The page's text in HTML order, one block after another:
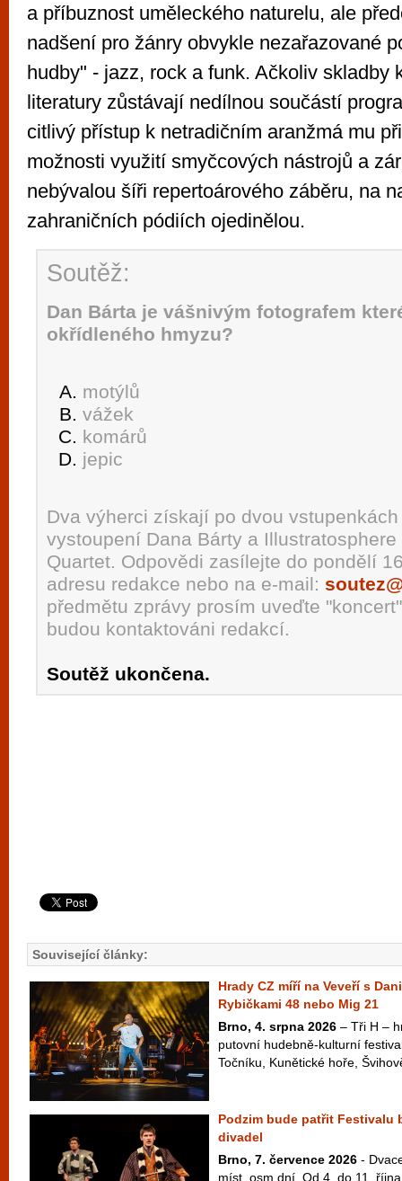
a příbuznost uměleckého naturelu, ale
nadšení pro žánry obvykle nezařazované
hudby" - jazz, rock a funk. Ačkoliv skladby
literatury zůstávají nedílnou součástí
citlivý přístup k netradičním aranžmá mu
možnosti využití smyčcových nástrojů a
nebývalou šíři repertoárového záběru, na
zahraničních pódiích ojedinělou.
Soutěž:
Dan Bárta je vášnivým fotografem
okřídleného hmyzu?
motýlů
vážek
komárů
jepic
Dva výherci získají po dvou
vystoupení Dana Bárty a Illustratosphere
Quartet. Odpovědi zasílejte do pondělí
adresu redakce nebo na e-mail:
předmětu zprávy prosím uveďte
budou kontaktováni redakcí.
Soutěž ukončena.
Související články:
Hrady CZ míří na Veveří s
Rybičkami 48 nebo Mig 21
Brno, 4. srpna 2026 – Tři H –
putovní hudebně-kulturní
Točníku, Kunětické hoře,
Podzim bude patřit Festivalu
divadel
Brno, 7. července 2026 -
míst, osm dní. Od 4. do 11.